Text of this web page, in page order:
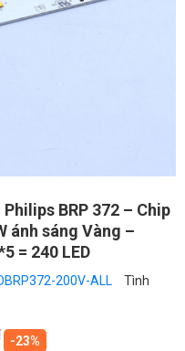
BRP 372 – Chip
ánh sáng Vàng –
= 240 LED
200V-ALL
Tình
-23%